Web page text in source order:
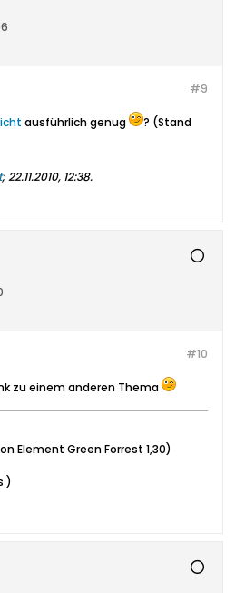
#9
ausführlich genug
? (Stand
;22.11.2010, 12:38.
#10
zu einem anderen Thema
Element Green Forrest 1,30)
)